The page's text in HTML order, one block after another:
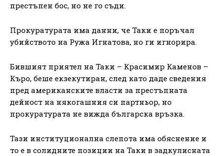
престъпен бос, но не го съди.
Прокуратурата има данни, че Таки е поръчал
убийството на Ружа Игнатова, но ги игнорира.
Бившият приятел на Таки – Красимир Каменов –
Къро, беше екзекутиран, след като даде сведения
пред американските власти за престъпната
дейност на някогашния си партньор, но
прокуратурата не вижда българска връзка.
Тази институционална слепота има обяснение и
то е в солидните позиции на Таки в задкулисната